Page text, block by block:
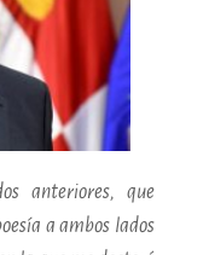
anteriores, que
a ambos lados